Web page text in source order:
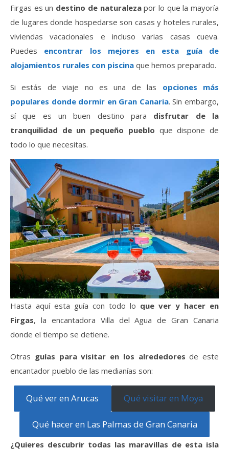
Firgas es un destino de naturalezapor lo que la mayoría
de lugares donde hospedarse son casas y hoteles rurales,
viviendas vacacionales e incluso varias casas cueva.
Puedes encontrar los mejores en esta guía de
alojamientos rurales con piscina que hemos preparado.
Si estás de viaje no es una de las opciones más
populares donde dormir en Gran Canaria. Sin embargo,
sí que es un buen destino para disfrutar de la
tranquilidad de un pequeño pueblo que dispone de
todo lo que necesitas.
Hasta aquí esta guía con todo lo que ver y hacer en
Firgas, la encantadora Villa del Agua de Gran Canaria
donde el tiempo se detiene.
Otras guías para visitar en los alrededores de este
encantador pueblo de las medianías son:
Qué ver en Arucas Qué visitar en Moya
Qué hacer en Las Palmas de Gran Canaria
¿Quieres descubrir todas las maravillas de esta isla